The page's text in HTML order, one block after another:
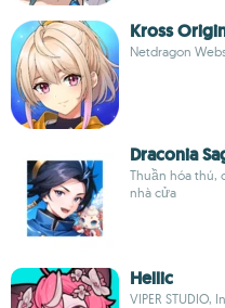
Kross
Netdragon
Draconia
Thuần hóa thú,
nhà cửa
Hellic
VIPER STUDIO,